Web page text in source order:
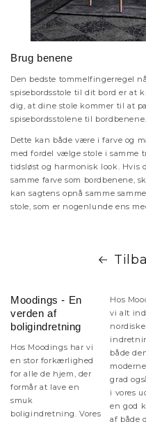
Brug benene
Den bedste tommelfingerregel
spisebordsstole til dit bord er at
dig, at dine stole kommer til at
spisebordsstolene til bordbenene.
Dette kan både være i farve og
med fordel vælge stole i
tidsløst og harmonisk look. Hvis
samme farve som bordbenene,
kan sagtens opnå samme
stole, som er nogenlunde ens
Moodings - En
verden af
boligindretning
Hos Moodings har vi
en stor forkærlighed
for alle de hjem, der
formår at lave en
smuk
boligindretning. Vores
Hos
vi alt
nordiske
både
grad
i vores
en god
af både